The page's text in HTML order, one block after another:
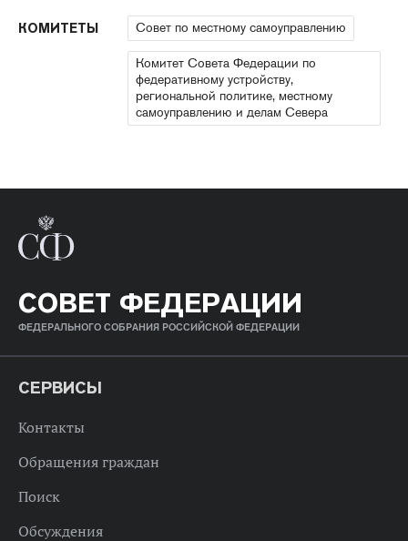
КОМИТЕТЫ Совет по местному самоуправлению
Комитет Совета Федерации по
федеративному устройству,
региональной политике, местному
самоуправлению и делам Севера
СОВЕТ ФЕДЕРАЦИИ
ФЕДЕРАЛЬНОГО СОБРАНИЯ РОССИЙСКОЙ ФЕДЕРАЦИИ
СЕРВИСЫ
Контакты
Обращения граждан
Поиск
Обсуждения